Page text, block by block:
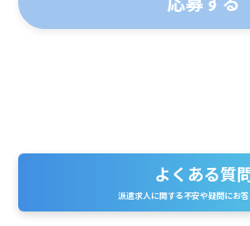
よくある質
派遣求人に関する不安や疑問にお答